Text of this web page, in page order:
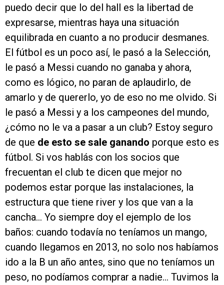
puedo decir que lo del hall es la libertad de
expresarse, mientras haya una situación
equilibrada en cuanto a no producir desmanes.
El fútbol es un poco así, le pasó a la Selección,
le pasó a Messi cuando no ganaba y ahora,
como es lógico, no paran de aplaudirlo, de
amarlo y de quererlo, yo de eso no me olvido. Si
le pasó a Messi y a los campeones del mundo,
¿cómo no le va a pasar a un club? Estoy seguro
de que de esto se sale ganando porque esto es
fútbol. Si vos hablás con los socios que
frecuentan el club te dicen que mejor no
podemos estar porque las instalaciones, la
estructura que tiene river y los que van a la
cancha… Yo siempre doy el ejemplo de los
baños: cuando todavía no teníamos un mango,
cuando llegamos en 2013, no solo nos habíamos
ido a la B un año antes, sino que no teníamos un
peso, no podíamos comprar a nadie… Tuvimos la